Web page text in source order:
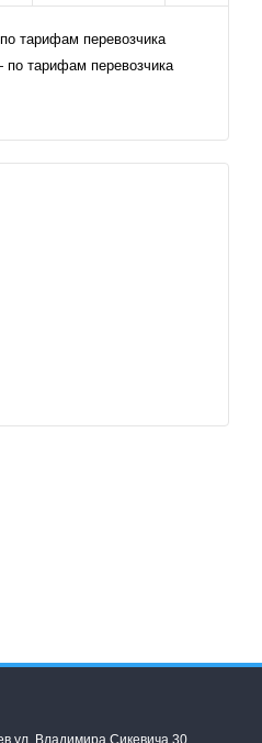
тарифам перевозчика
тарифам перевозчика
ул. Владимира Сикевича 30